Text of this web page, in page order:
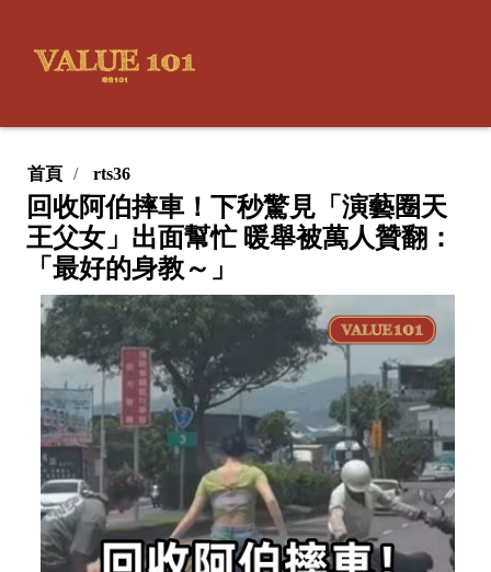
首頁 rts36
回收阿伯摔車！下秒驚見「演藝圈天
王父女」出面幫忙 暖舉被萬人贊翻：
「最好的身教～」